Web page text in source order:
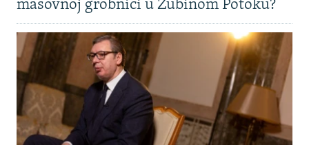
masovnoj grobnici u Zubinom Potoku?